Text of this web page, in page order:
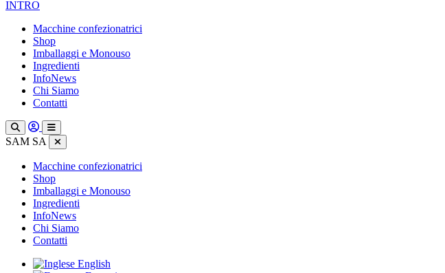
INTRO
Macchine confezionatrici
Shop
Imballaggi e Monouso
Ingredienti
InfoNews
Chi Siamo
Contatti
SAM SA
Macchine confezionatrici
Shop
Imballaggi e Monouso
Ingredienti
InfoNews
Chi Siamo
Contatti
English